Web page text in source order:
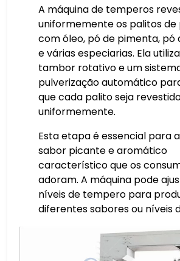
A máquina de temperos
uniformemente os palitos de
com óleo, pó de pimenta, pó
e várias especiarias. Ela
tambor rotativo e um
pulverização automático
que cada palito seja
uniformemente.
Esta etapa é essencial para
sabor picante e aromático
característico que os
adoram. A máquina pode
níveis de tempero para
diferentes sabores ou níveis